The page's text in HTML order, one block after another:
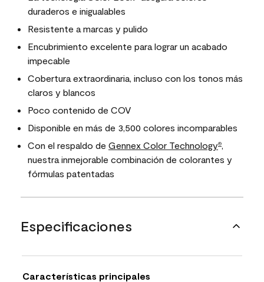
duraderos e inigualables
Resistente a marcas y pulido
Encubrimiento excelente para lograr un acabado
impecable
Cobertura extraordinaria, incluso con los tonos más
claros y blancos
Poco contenido de COV
Disponible en más de 3,500 colores incomparables
Con el respaldo de Gennex Color Technology®,
nuestra inmejorable combinación de colorantes y
fórmulas patentadas
Especificaciones
Características principales